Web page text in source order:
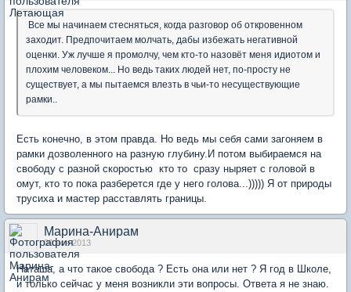
Все мы начинаем стесняться, когда разговор об откровенном
заходит. Предпочитаем молчать, дабы избежать негативной
оценки. Уж лучше я промолчу, чем кто-то назовёт меня идиотом и
плохим человеком... Но ведь таких людей нет, по-просту не
существует, а мы пытаемся влезть в чьи-то несуществующие
рамки..
Есть конечно, в этом правда. Но ведь мы себя сами загоняем в
рамки дозволенного на разную глубину.И потом выбираемся на
свободу с разной скоростью кто то сразу ныряет с головой в
омут, кто то пока разберется где у него голова...))))) Я от природы
трусиха и мастер расставлять границы.
Марина-Анирам
09 ноя 2013
Наташа, а что такое свобода ? Есть она или нет ? Я год в Школе,
и только сейчас у меня возникли эти вопросы. Ответа я не знаю.